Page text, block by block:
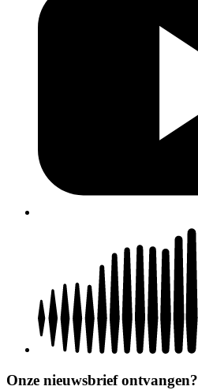
Onze nieuwsbrief ontvangen?